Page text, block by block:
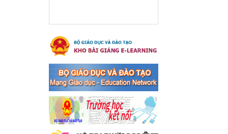
Hưởng ứng cuộc thi trực
tuyến "Tìm hiểu Nghị quyết
Trung ương 8 Khoá XIII"
Hưởng ứng cuộc thi trực tuyến
"Tìm hiểu Nghị quyết Trung
ương 8 Khoá XIII"
Ngày ban hành: 04/03/2024
Kế hoạch Triển khai công
tác tuyên truyền, đảm bảo